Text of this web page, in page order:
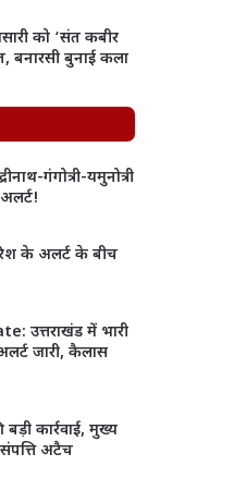
को ‘संत कबीर
बनारसी बुनाई कला
गंगोत्री-यमुनोत्री
के अलर्ट के बीच
उत्तराखंड में भारी
जारी, कैलास
कार्रवाई, मुख्य
अटैच